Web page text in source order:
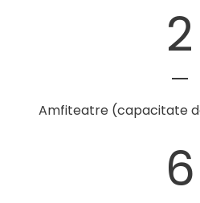
2
Amfiteatre (capacitate
6